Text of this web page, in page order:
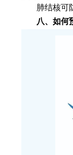
肺结核可
八、如何